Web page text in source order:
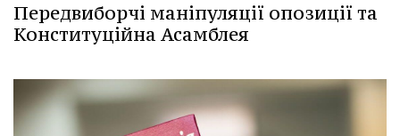
Передвиборчі маніпуляції опозиції та
Конституційна Асамблея